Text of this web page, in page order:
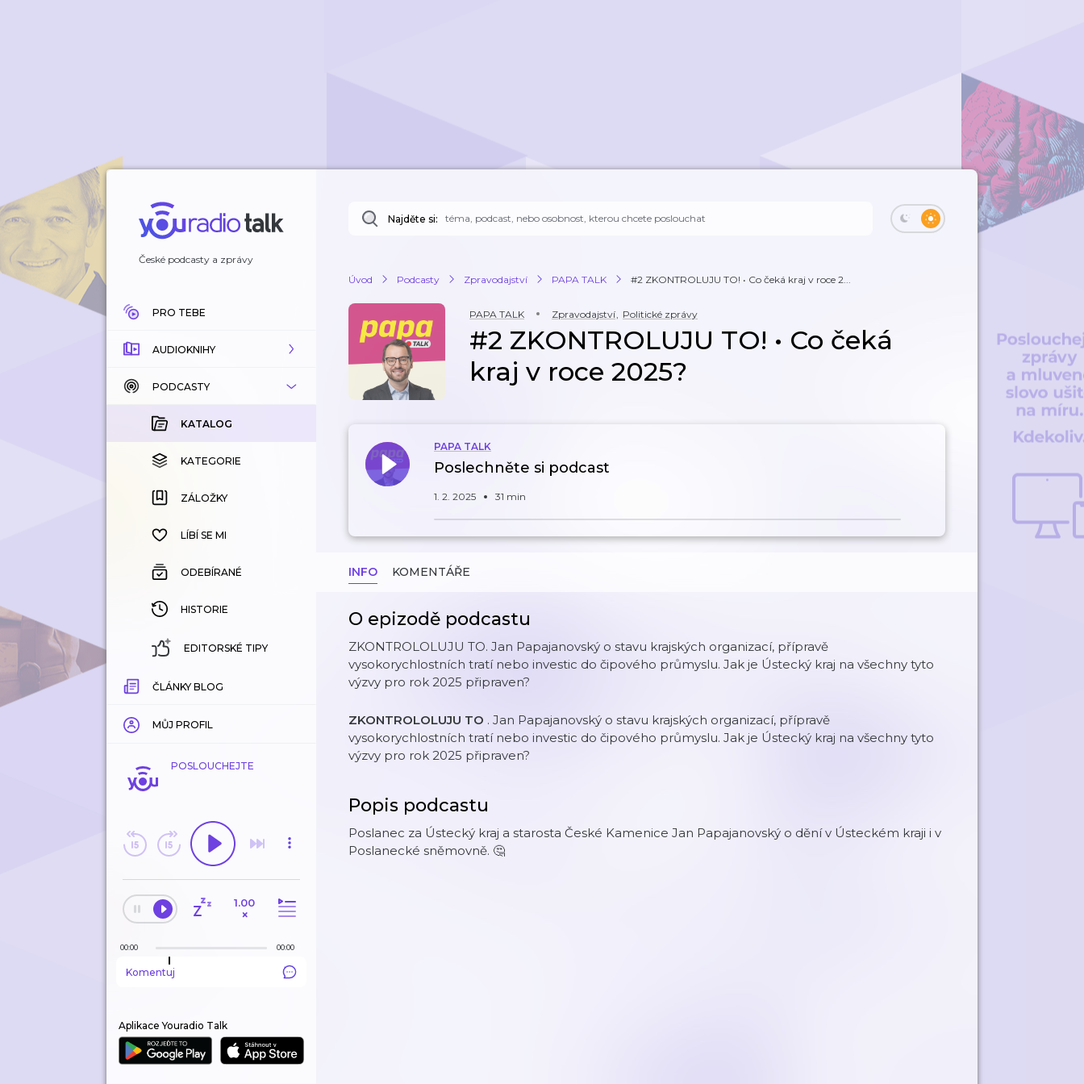
České podcasty a zprávy
PRO TEBE
AUDIOKNIHY
KATALOG
KOUPENÉ
KATEGORIE
ZÁLOŽKY
HISTORIE
PODCASTY
KATALOG
KATEGORIE
ZÁLOŽKY
LÍBÍ SE MI
ODEBÍRANÉ
HISTORIE
EDITORSKÉ TIPY
ČLÁNKY BLOG
MŮJ PROFIL
POSLOUCHEJTE
1.00
×
00:00 00:00
Komentuj
Aplikace Youradio Talk
Najděte si:
Úvod Podcasty Zpravodajství PAPA TALK #2 ZKONTROLUJU TO! • Co čeká kraj v roce 2...
PAPA TALK Zpravodajství, Politické zprávy
#2 ZKONTROLUJU TO! • Co čeká
kraj v roce 2025?
PAPA TALK
Poslechněte si podcast
1. 2. 2025 31 min
INFO KOMENTÁŘE
O epizodě podcastu
ZKONTROLOLUJU TO. Jan Papajanovský o stavu krajských organizací, přípravě
vysokorychlostních tratí nebo investic do čipového průmyslu. Jak je Ústecký kraj na všechny tyto
výzvy pro rok 2025 připraven?
ZKONTROLOLUJU TO . Jan Papajanovský o stavu krajských organizací, přípravě
vysokorychlostních tratí nebo investic do čipového průmyslu. Jak je Ústecký kraj na všechny tyto
výzvy pro rok 2025 připraven?
Popis podcastu
Poslanec za Ústecký kraj a starosta České Kamenice Jan Papajanovský o dění v Ústeckém kraji i v
Poslanecké sněmovně. 🤔